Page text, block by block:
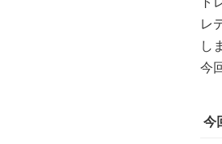
レ
し
今
今